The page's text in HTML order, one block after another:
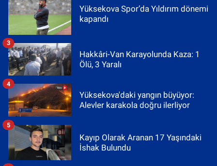
Yüksekova Spor’da Yıldırım dönemi
kapandı
Hakkâri-Van Karayolunda Kaza: 1
Ölü, 3 Yaralı
3
Yüksekova'daki yangın büyüyor:
Alevler karakola doğru ilerliyor
4
Kayıp Olarak Aranan 17 Yaşındaki
İshak Bulundu
5